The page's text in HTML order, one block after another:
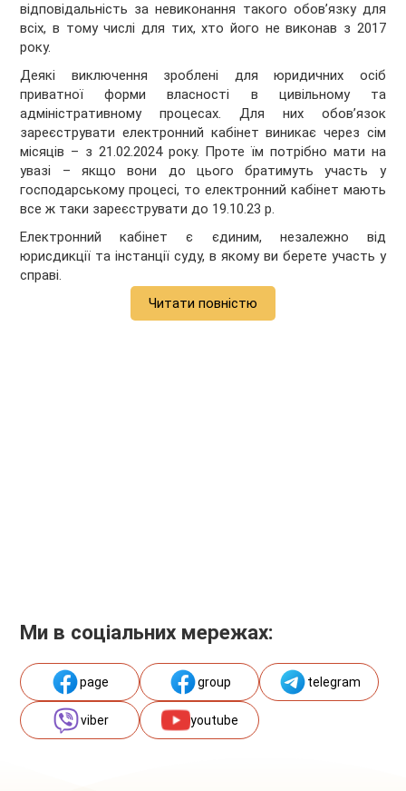
відповідальність за невиконання такого обов’язку для
всіх, в тому числі для тих, хто його не виконав з 2017
року.
Деякі виключення зроблені для юридичних осіб
приватної форми власності в цивільному та
адміністративному процесах. Для них обов’язок
зареєструвати електронний кабінет виникає через сім
місяців – з 21.02.2024 року. Проте їм потрібно мати на
увазі – якщо вони до цього братимуть участь у
господарському процесі, то електронний кабінет мають
все ж таки зареєструвати до 19.10.23 р.
Електронний кабінет є єдиним, незалежно від
юрисдикції та інстанції суду, в якому ви берете участь у
справі.
Читати повністю
Ми в соціальних мережах:
page group telegram
viber youtube